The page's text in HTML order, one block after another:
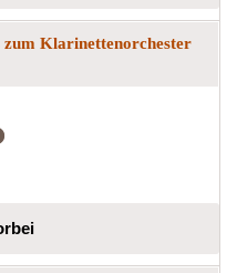
Klarinettenorchester